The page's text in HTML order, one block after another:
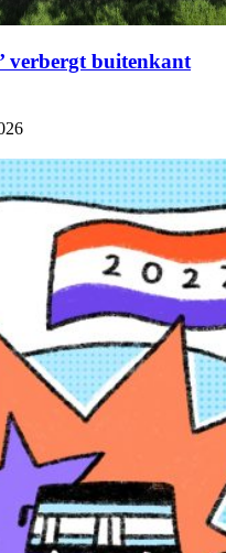
verbergt buitenkant